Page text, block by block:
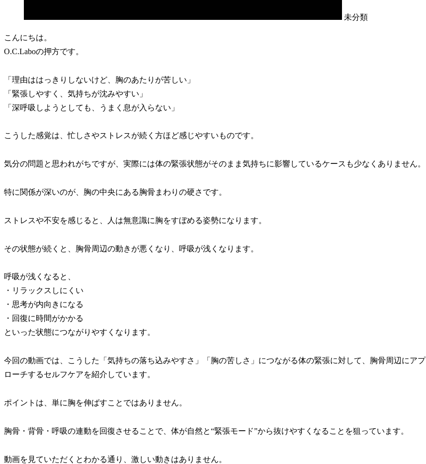
未分類
こんにちは。
O.C.Laboの押方です。
「理由ははっきりしないけど、胸のあたりが苦しい」
「緊張しやすく、気持ちが沈みやすい」
「深呼吸しようとしても、うまく息が入らない」
こうした感覚は、忙しさやストレスが続く方ほど感じやすいものです。
気分の問題と思われがちですが、実際には体の緊張状態がそのまま気持ちに影響しているケースも少なくありません。
特に関係が深いのが、胸の中央にある胸骨まわりの硬さです。
ストレスや不安を感じると、人は無意識に胸をすぼめる姿勢になります。
その状態が続くと、胸骨周辺の動きが悪くなり、呼吸が浅くなります。
呼吸が浅くなると、
・リラックスしにくい
・思考が内向きになる
・回復に時間がかかる
といった状態につながりやすくなります。
今回の動画では、こうした「気持ちの落ち込みやすさ」「胸の苦しさ」につながる体の緊張に対して、胸骨周辺にアプ
ローチするセルフケアを紹介しています。
ポイントは、単に胸を伸ばすことではありません。
胸骨・背骨・呼吸の連動を回復させることで、体が自然と“緊張モード”から抜けやすくなることを狙っています。
動画を見ていただくとわかる通り、激しい動きはありません。